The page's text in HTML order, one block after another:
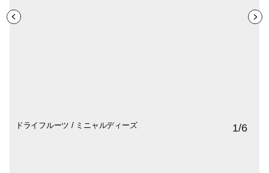
ドライフルーツ / ミニャルディーズ
1 皿目『テリーヌ』
2 皿目『ガスパチョ』
3 皿目『パフェ』
食後のドリンクは、丸山珈琲のオリジナル
2010 年にお菓子とパフェの店「BIEN-
1/6